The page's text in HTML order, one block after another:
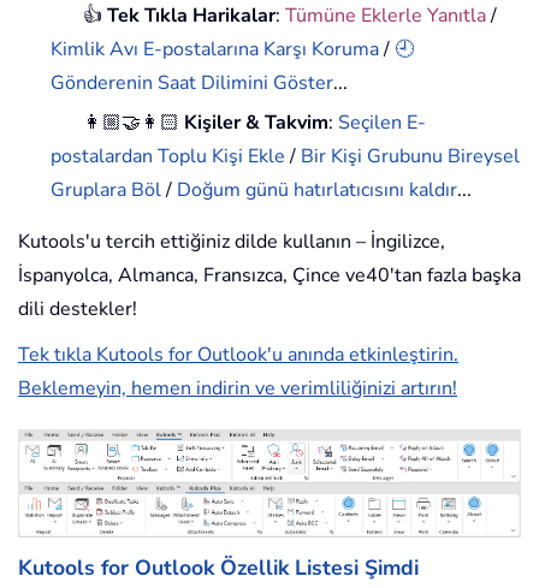
👍Tek Tıkla Harikalar:Tümüne Eklerle Yanıtla/
Kimlik Avı E-postalarına Karşı Koruma/ 🕘
Gönderenin Saat Dilimini Göster...
👩🏼‍🤝‍👩🏻 Kişiler & Takvim: Seçilen E-
postalardan Toplu Kişi Ekle/ Bir Kişi Grubunu Bireysel
Gruplara Böl/ Doğum günü hatırlatıcısını kaldır...
Kutools'u tercih ettiğiniz dilde kullanın – İngilizce,
İspanyolca, Almanca, Fransızca, Çince ve40'tan fazla başka
dili destekler!
Tek tıkla Kutools for Outlook'u anında etkinleştirin.
Beklemeyin, hemen indirin ve verimliliğinizi artırın!
Kutools for Outlook Özellik Listesi Şimdi